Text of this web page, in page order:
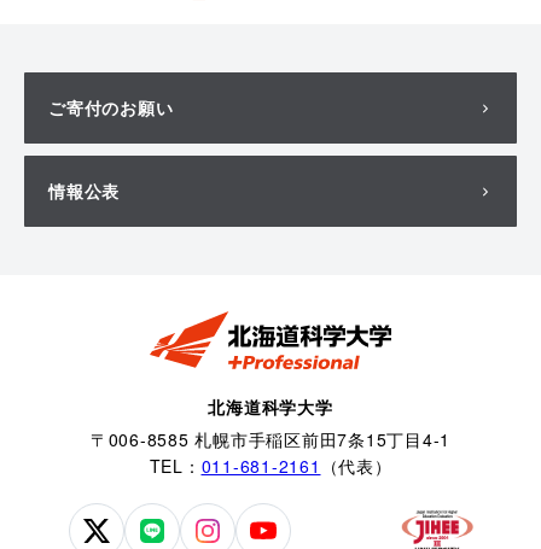
ご寄付のお願い
情報公表
北海道科学大学
〒006-8585 札幌市手稲区前田7条15丁目4-1
TEL： 011-681-2161 （代表）
北 北 北 北